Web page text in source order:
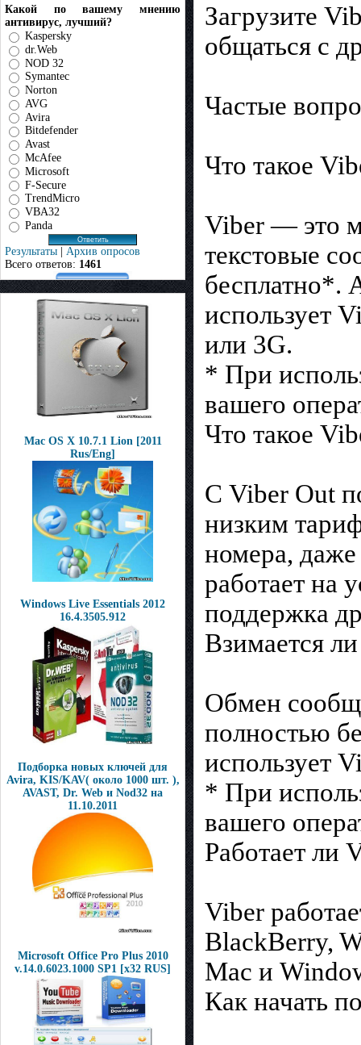
Какой по вашему мнению
антивирус, лучший?
Kaspersky
dr.Web
NOD 32
Symantec
Norton
AVG
Avira
Bitdefender
Avast
McAfee
Microsoft
F-Secure
TrendMicro
VBA32
Panda
Результаты | Архив опросов
Всего ответов: 1461
Mac OS X 10.7.1 Lion [2011
Rus/Eng]
Windows Live Essentials 2012
16.4.3505.912
Подборка новых ключей для
Avira, KIS/KAV( около 1000 шт. ),
AVAST, Dr. Web и Nod32 на
11.10.2011
Microsoft Office Pro Plus 2010
v.14.0.6023.1000 SP1 [x32 RUS]
Загрузите
общаться с
Частые
Что такое
Viber — это
текстовые
бесплатно*.
использует
или 3G.
* При
вашего
Что такое
С Viber Out
низким
номера,
работает на
поддержка
Взимается
Обмен
полностью
использует
* При
вашего
Работает ли
Viber
BlackBerry,
Mac и
Как начать